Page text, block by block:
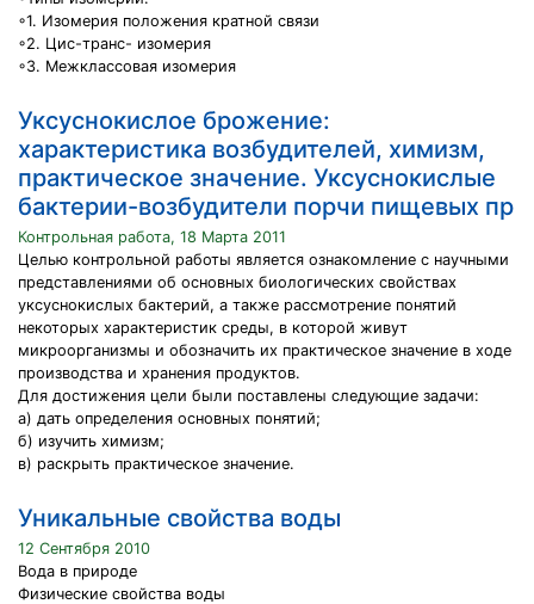
◦1. Изомерия положения кратной связи
◦2. Цис-транс- изомерия
◦3. Межклассовая изомерия
Уксуснокислое брожение:
характеристика возбудителей, химизм,
практическое значение. Уксуснокислые
бактерии-возбудители порчи пищевых пр
Контрольная работа, 18 Марта 2011
Целью контрольной работы является ознакомление с научными
представлениями об основных биологических свойствах
уксуснокислых бактерий, а также рассмотрение понятий
некоторых характеристик среды, в которой живут
микроорганизмы и обозначить их практическое значение в ходе
производства и хранения продуктов.
Для достижения цели были поставлены следующие задачи:
а) дать определения основных понятий;
б) изучить химизм;
в) раскрыть практическое значение.
Уникальные свойства воды
12 Сентября 2010
Вода в природе
Физические свойства воды